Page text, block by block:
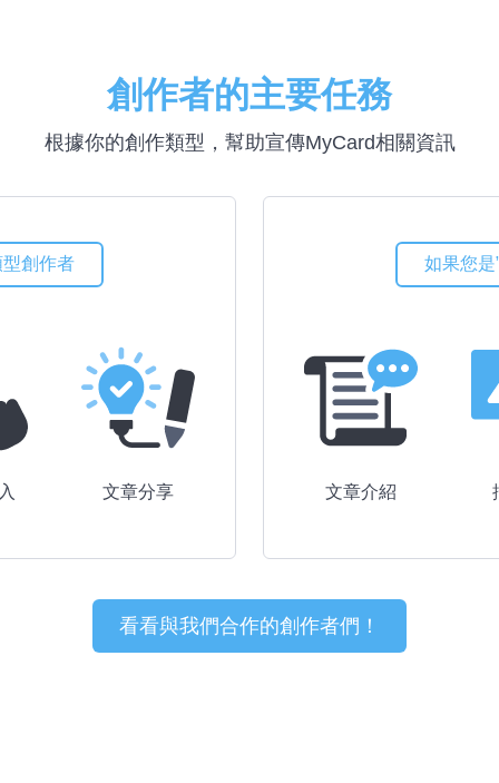
創作者的主要任務
根據你的創作類型，幫助宣傳MyCard相關資訊
型創作者
文章分享
如果您是
文章介紹
看看與我們合作的創作者們！